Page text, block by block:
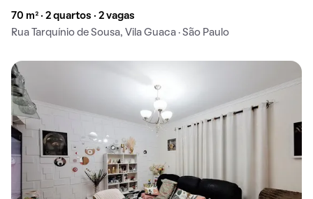
70 m² · 2 quartos · 2 vagas
Rua Tarquínio de Sousa, Vila Guaca · São Paulo